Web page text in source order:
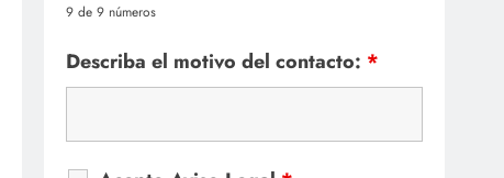
9 de 9 números
Describa el motivo del contacto: *